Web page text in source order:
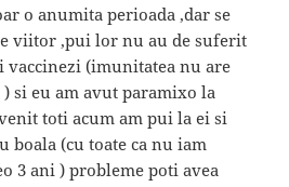
o anumita perioada ,dar se
viitor ,pui lor nu au de suferit
vaccinezi (imunitatea nu are
si eu am avut paramixo la
toti acum am pui la ei si
boala (cu toate ca nu iam
3 ani ) probleme poti avea